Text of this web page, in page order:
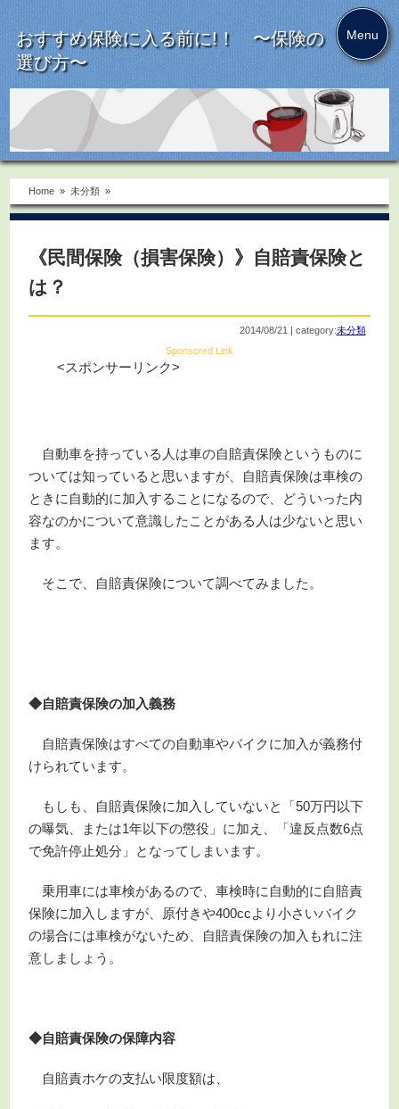
おすすめ保険に入る前に!！ 〜保険の
選び方〜
Home »未分類 »
《民間保険（損害保険）》自賠責保険と
は？
2014/08/21 | category:未分類
Sponsored Link
<スポンサーリンク>
自動車を持っている人は車の自賠責保険というものに
ついては知っていると思いますが、自賠責保険は車検の
ときに自動的に加入することになるので、どういった内
容なのかについて意識したことがある人は少ないと思い
ます。
そこで、自賠責保険について調べてみました。
◆自賠責保険の加入義務
自賠責保険はすべての自動車やバイクに加入が義務付
けられています。
もしも、自賠責保険に加入していないと「50万円以下
の曝気、または1年以下の懲役」に加え、「違反点数6点
で免許停止処分」となってしまいます。
乗用車には車検があるので、車検時に自動的に自賠責
保険に加入しますが、原付きや400ccより小さいバイク
の場合には車検がないため、自賠責保険の加入もれに注
意しましょう。
◆自賠責保険の保障内容
自賠責ホケの支払い限度額は、
Menu